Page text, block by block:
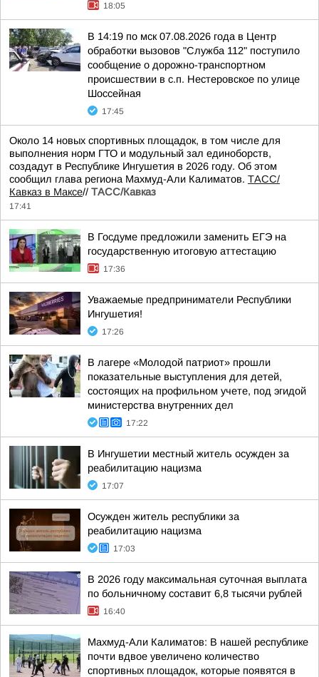
18:05
В 14:19 по мск 07.08.2026 года в Центр
обработки вызовов "Служба 112" поступило
сообщение о дорожно-транспортном
происшествии в с.п. Нестеровское по улице
Шоссейная
17:45
Около 14 новых спортивных площадок, в том числе для
выполнения норм ГТО и модульный зал единоборств,
создадут в Республике Ингушетия в 2026 году. Об этом
сообщил глава региона Махмуд-Али Калиматов. ТАСС/
Кавказ в Максе// ТАСС/Кавказ
17:41
В Госдуме предложили заменить ЕГЭ на
государственную итоговую аттестацию
17:36
Уважаемые предприниматели Республики
Ингушетия!
17:26
В лагере «Молодой патриот» прошли
показательные выступления для детей,
состоящих на профильном учете, под эгидой
министерства внутренних дел
17:22
В Ингушетии местный житель осужден за
реабилитацию нацизма
17:07
Осужден житель республики за
реабилитацию нацизма
17:03
В 2026 году максимальная суточная выплата
по больничному составит 6,8 тысячи рублей
16:40
Махмуд-Али Калиматов: В нашей республике
почти вдвое увеличено количество
спортивных площадок, которые появятся в